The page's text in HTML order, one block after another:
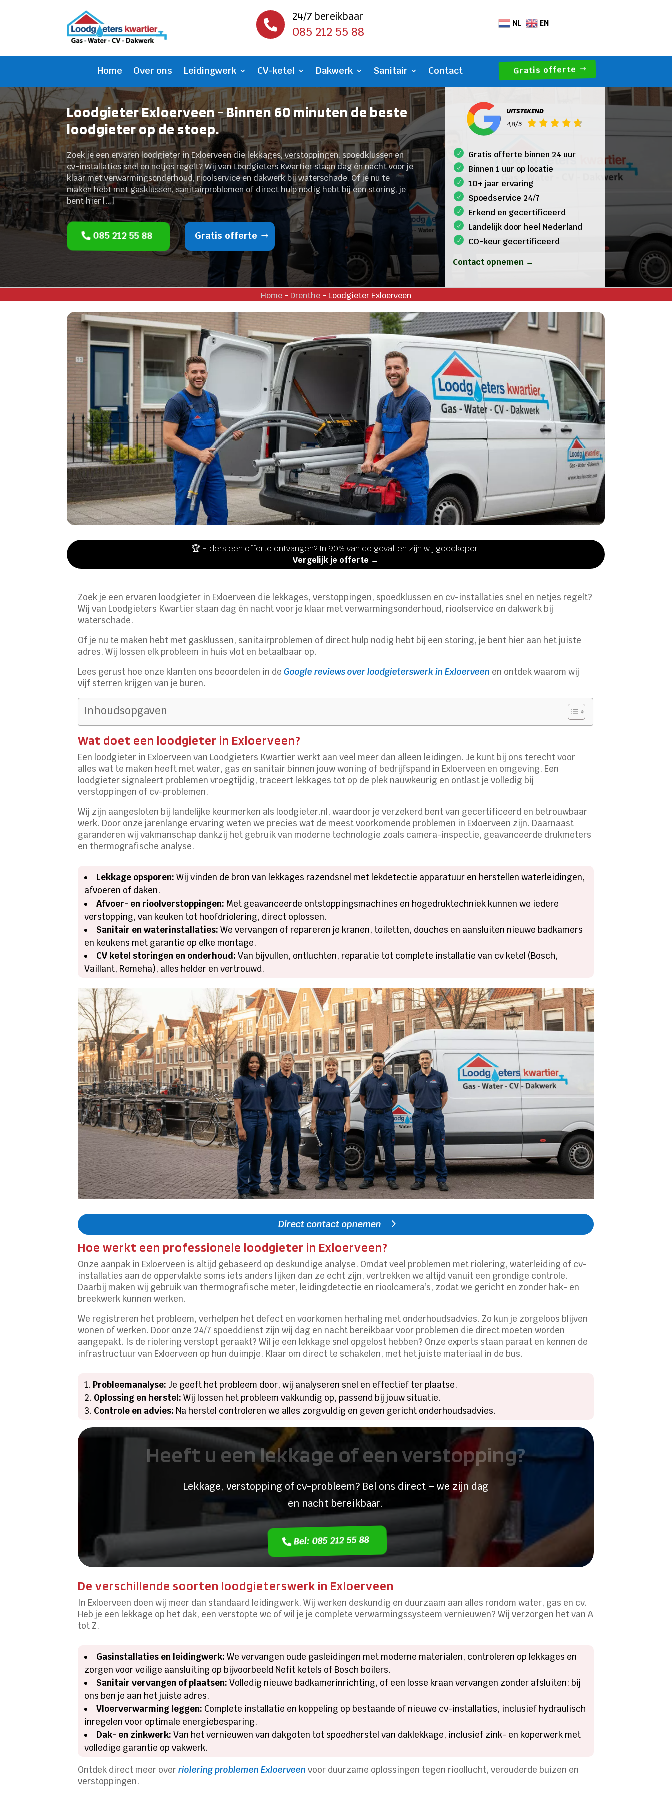

24/7 bereikbaar
085 212 55 88
NL EN
Home Over ons Leidingwerk CV-ketel Dakwerk Sanitair Contact Gratis offerte
Loodgieter Exloerveen - Binnen 60 minuten de beste
loodgieter op de stoep.
Zoek je een ervaren loodgieter in Exloerveen die lekkages, verstoppingen, spoedklussen en
cv-installaties snel en netjes regelt? Wij van Loodgieters Kwartier staan dag én nacht voor je
klaar met verwarmingsonderhoud, rioolservice en dakwerk bij waterschade. Of je nu te
maken hebt met gasklussen, sanitairproblemen of direct hulp nodig hebt bij een storing, je
bent hier […]
085 212 55 88 Gratis offerte
Gratis offerte binnen 24 uur
Binnen 1 uur op locatie
10+ jaar ervaring
Spoedservice 24/7
Erkend en gecertificeerd
Landelijk door heel Nederland
CO-keur gecertificeerd
Contact opnemen →
Home- Drenthe- Loodgieter Exloerveen
🏆 Elders een offerte ontvangen? In 90% van de gevallen zijn wij goedkoper.
Vergelijk je offerte →
Zoek je een ervaren loodgieter in Exloerveen die lekkages, verstoppingen, spoedklussen en cv-installaties snel en netjes regelt?
Wij van Loodgieters Kwartier staan dag én nacht voor je klaar met verwarmingsonderhoud, rioolservice en dakwerk bij
waterschade.
Of je nu te maken hebt met gasklussen, sanitairproblemen of direct hulp nodig hebt bij een storing, je bent hier aan het juiste
adres. Wij lossen elk probleem in huis vlot en betaalbaar op.
Lees gerust hoe onze klanten ons beoordelen in deGoogle reviews over loodgieterswerk in Exloerveen en ontdek waarom wij
vijf sterren krijgen van je buren.
Inhoudsopgaven
Wat doet een loodgieter in Exloerveen?
Een loodgieter in Exloerveen van Loodgieters Kwartier werkt aan veel meer dan alleen leidingen. Je kunt bij ons terecht voor
alles wat te maken heeft met water, gas en sanitair binnen jouw woning of bedrijfspand in Exloerveen en omgeving. Een
loodgieter signaleert problemen vroegtijdig, traceert lekkages tot op de plek nauwkeurig en ontlast je volledig bij
verstoppingen of cv-problemen.
Wij zijn aangesloten bij landelijke keurmerken als loodgieter.nl, waardoor je verzekerd bent van gecertificeerd en betrouwbaar
werk. Door onze jarenlange ervaring weten we precies wat de meest voorkomende problemen in Exloerveen zijn. Daarnaast
garanderen wij vakmanschap dankzij het gebruik van moderne technologie zoals camera-inspectie, geavanceerde drukmeters
en thermografische analyse.
Lekkage opsporen: Wij vinden de bron van lekkages razendsnel met lekdetectie apparatuur en herstellen waterleidingen,
afvoeren of daken.
Afvoer- en rioolverstoppingen: Met geavanceerde ontstoppingsmachines en hogedruktechniek kunnen we iedere
verstopping, van keuken tot hoofdriolering, direct oplossen.
Sanitair en waterinstallaties: We vervangen of repareren je kranen, toiletten, douches en aansluiten nieuwe badkamers
en keukens met garantie op elke montage.
CV ketel storingen en onderhoud: Van bijvullen, ontluchten, reparatie tot complete installatie van cv ketel (Bosch,
Vaillant, Remeha), alles helder en vertrouwd.
Direct contact opnemen
Hoe werkt een professionele loodgieter in Exloerveen?
Onze aanpak in Exloerveen is altijd gebaseerd op deskundige analyse. Omdat veel problemen met riolering, waterleiding of cv-
installaties aan de oppervlakte soms iets anders lijken dan ze echt zijn, vertrekken we altijd vanuit een grondige controle.
Daarbij maken wij gebruik van thermografische meter, leidingdetectie en rioolcamera’s, zodat we gericht en zonder hak- en
breekwerk kunnen werken.
We registreren het probleem, verhelpen het defect en voorkomen herhaling met onderhoudsadvies. Zo kun je zorgeloos blijven
wonen of werken. Door onze 24/7 spoeddienst zijn wij dag en nacht bereikbaar voor problemen die direct moeten worden
aangepakt. Is de riolering verstopt geraakt? Wil je een lekkage snel opgelost hebben? Onze experts staan paraat en kennen de
infrastructuur van Exloerveen op hun duimpje. Klaar om direct te schakelen, met het juiste materiaal in de bus.
Probleemanalyse: Je geeft het probleem door, wij analyseren snel en effectief ter plaatse.
Oplossing en herstel: Wij lossen het probleem vakkundig op, passend bij jouw situatie.
Controle en advies: Na herstel controleren we alles zorgvuldig en geven gericht onderhoudsadvies.
Heeft u een lekkage of een verstopping?
Lekkage, verstopping of cv-probleem? Bel ons direct – we zijn dag
en nacht bereikbaar.
Bel: 085 212 55 88
De verschillende soorten loodgieterswerk in Exloerveen
In Exloerveen doen wij meer dan standaard leidingwerk. Wij werken deskundig en duurzaam aan alles rondom water, gas en cv.
Heb je een lekkage op het dak, een verstopte wc of wil je je complete verwarmingssysteem vernieuwen? Wij verzorgen het van A
tot Z.
Gasinstallaties en leidingwerk: We vervangen oude gasleidingen met moderne materialen, controleren op lekkages en
zorgen voor veilige aansluiting op bijvoorbeeld Nefit ketels of Bosch boilers.
Sanitair vervangen of plaatsen: Volledig nieuwe badkamerinrichting, of een losse kraan vervangen zonder afsluiten: bij
ons ben je aan het juiste adres.
Vloerverwarming leggen: Complete installatie en koppeling op bestaande of nieuwe cv-installaties, inclusief hydraulisch
inregelen voor optimale energiebesparing.
Dak- en zinkwerk: Van het vernieuwen van dakgoten tot spoedherstel van daklekkage, inclusief zink- en koperwerk met
volledige garantie op vakwerk.
Ontdek direct meer overriolering problemen Exloerveen voor duurzame oplossingen tegen rioollucht, verouderde buizen en
verstoppingen.